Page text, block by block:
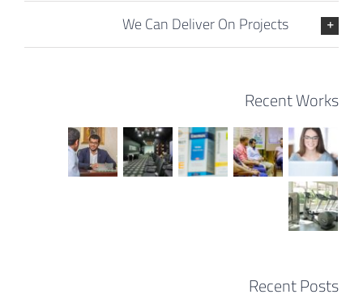
We Can Deliver On Projects
Recent Works
Recent Posts